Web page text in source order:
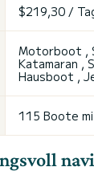
$219,30 /
Motorboot ,
Katamaran ,
Hausboot ,
115 Boote